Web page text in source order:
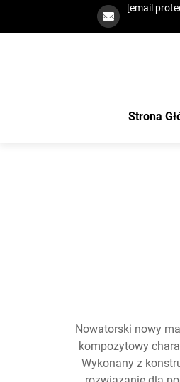
[email
Strona
Nowatorski nowy
kompozytowy
Wykonany z